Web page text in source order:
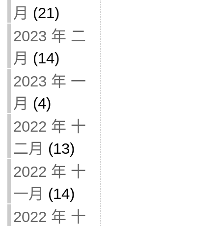
月 (21)
2023 年 二
月 (14)
2023 年 一
月 (4)
2022 年 十
二月 (13)
2022 年 十
一月 (14)
2022 年 十